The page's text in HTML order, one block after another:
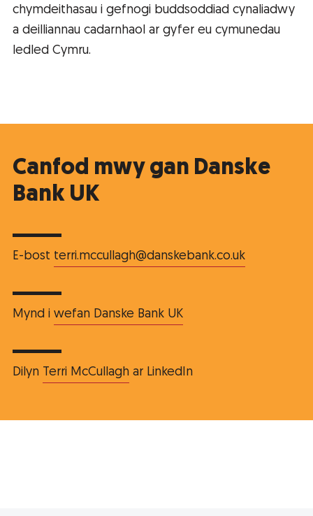
chymdeithasau i gefnogi buddsoddiad cynaliadwy
a deilliannau cadarnhaol ar gyfer eu cymunedau
ledled Cymru.
Canfod mwy gan Danske
Bank UK
E-bost terri.mccullagh@danskebank.co.uk
Mynd i wefan Danske Bank UK
Dilyn Terri McCullagh ar LinkedIn